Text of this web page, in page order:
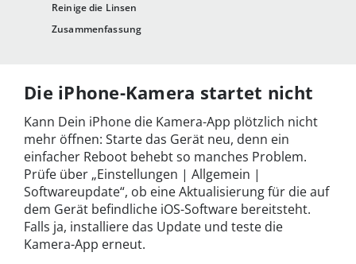
Reinige die Linsen
Zusammenfassung
Die iPhone-Kamera startet nicht
Kann Dein iPhone die Kamera-App plötzlich nicht
mehr öffnen: Starte das Gerät neu, denn ein
einfacher Reboot behebt so manches Problem.
Prüfe über „Einstellungen | Allgemein |
Softwareupdate“, ob eine Aktualisierung für die auf
dem Gerät befindliche iOS-Software bereitsteht.
Falls ja, installiere das Update und teste die
Kamera-App erneut.